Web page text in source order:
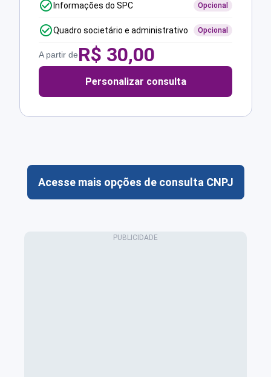
Informações do SPC Opcional
Quadro societário e administrativo Opcional
A partir deR$ 30,00
Personalizar consulta
Acesse mais opções de consulta CNPJ